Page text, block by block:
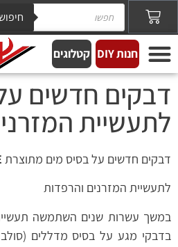
חנות DIY קטלוגים
דבקים חדשים
לתעשיית
דבקים חדשים על בסיס מים מתוצרת
לתעשיית המזרנים והרפדות
במשך עשרות שנים השתמשה
בדבקי מגע על בסיס מדללים